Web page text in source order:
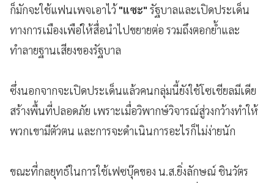
ก็มักจะใช้แฟนเพจเอาไว้"แซะ" รัฐบาลและเปิดประเด็น
ทางการเมืองเพือ่ให้สื่อนำไปขยายต่อ รวมถึงตอกย้ำและ
ทำลายฐานเสียงของรัฐบาล
ซึ่งนอกจากจะเปิดประเด็นแล้วคนกลุ่มนี้ยังใช้โซเชียลมีเดีย
สร้างพื้นที่ปลอดภัย เพราะเมื่อวิพากษ์วิจารณ์สู่วงกว้างทำให้
พวกเขามีตัวตน และการจะดำเนินการอะไรก็ไม่ง่ายนัก
ขณะที่กลยุทธ์ในการใช้เฟซบุ๊คของ น.ส.ยิ่งลักษณ์ ชินวัตร